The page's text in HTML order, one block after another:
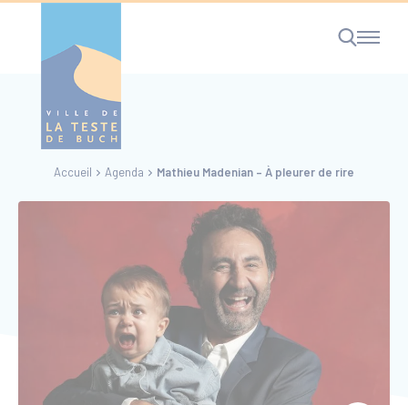
RECHERCHE
Accueil Agenda Mathieu Madenian – À pleurer de rire
Cookies management panel